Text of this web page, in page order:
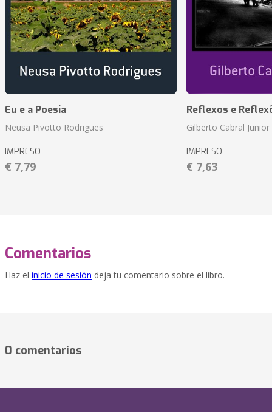
Eu e a Poesia
Neusa Pivotto Rodrigues
IMPRESO
€ 7,79
Reflexos e
Gilberto Cabral Junior
IMPRESO
€ 7,63
Comentarios
Haz el inicio de sesión deja tu comentario sobre el libro.
0 comentarios